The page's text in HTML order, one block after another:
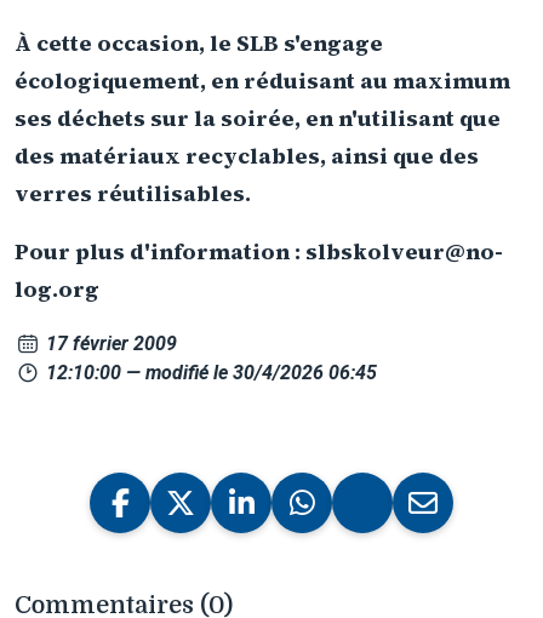
À cette occasion, le SLB s'engage
écologiquement, en réduisant au maximum
ses déchets sur la soirée, en n'utilisant que
des matériaux recyclables, ainsi que des
verres réutilisables.
Pour plus d'information : slbskolveur@no-
log.org
17 février 2009
12:10:00 — modifié le 30/4/2026 06:45
Commentaires (0)